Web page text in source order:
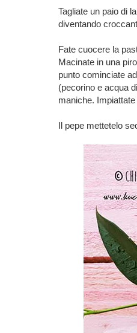
Tagliate un paio di
diventando
Fate cuocere la
Macinate in una
punto cominciate
(pecorino e acqua
maniche.
Il pepe mettetelo